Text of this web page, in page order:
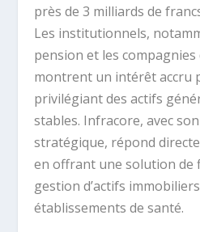
près de 3 milliards de
Les institutionnels,
pension et les compagnies
montrent un intérêt accru
privilégiant des actifs
stables. Infracore, avec
stratégique, répond
en offrant une solution de
gestion d’actifs
établissements de santé.